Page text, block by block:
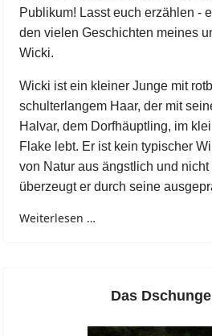
Publikum! Lasst euch erzählen -
den vielen Geschichten meines
Wicki.
Wicki ist ein kleiner Junge mit
schulterlangem Haar, der mit
Halvar, dem Dorfhäuptling, im
Flake lebt. Er ist kein typischer
von Natur aus ängstlich und
überzeugt er durch seine
Weiterlesen …
Das